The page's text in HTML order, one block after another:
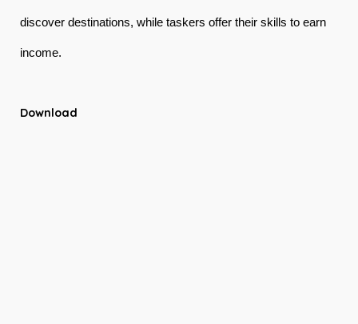
discover destinations, while taskers offer their skills to earn
income.
Download